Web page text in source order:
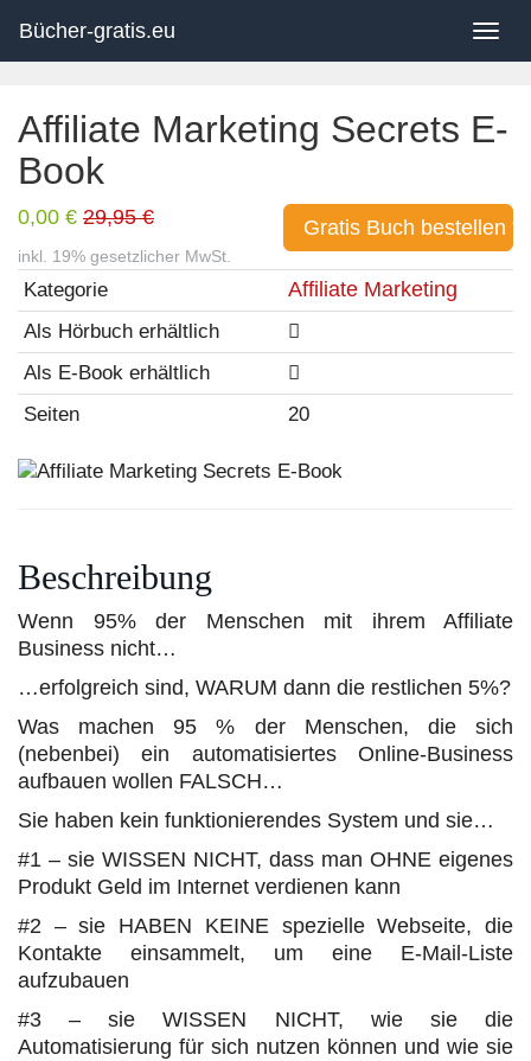
Bücher-gratis.eu
Affiliate Marketing Secrets E-
Book
0,00 € 29,95 €
inkl. 19% gesetzlicher MwSt.
Gratis Buch bestellen *
Kategorie Affiliate Marketing
Als Hörbuch erhältlich
Als E-Book erhältlich
Seiten
20
Beschreibung
Wenn 95% der Menschen mit ihrem Affiliate
Business nicht…
…erfolgreich sind, WARUM dann die restlichen 5%?
Was machen 95 % der Menschen, die sich
(nebenbei) ein automatisiertes Online-Business
aufbauen wollen FALSCH…
Sie haben kein funktionierendes System und sie…
#1 – sie WISSEN NICHT, dass man OHNE eigenes
Produkt Geld im Internet verdienen kann
#2 – sie HABEN KEINE spezielle Webseite, die
Kontakte einsammelt, um eine E-Mail-Liste
aufzubauen
#3 – sie WISSEN NICHT, wie sie die
Automatisierung für sich nutzen können und wie sie